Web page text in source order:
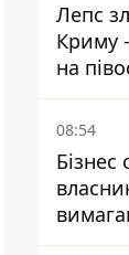
Лепс
Криму
на
08:54
Бізнес
від